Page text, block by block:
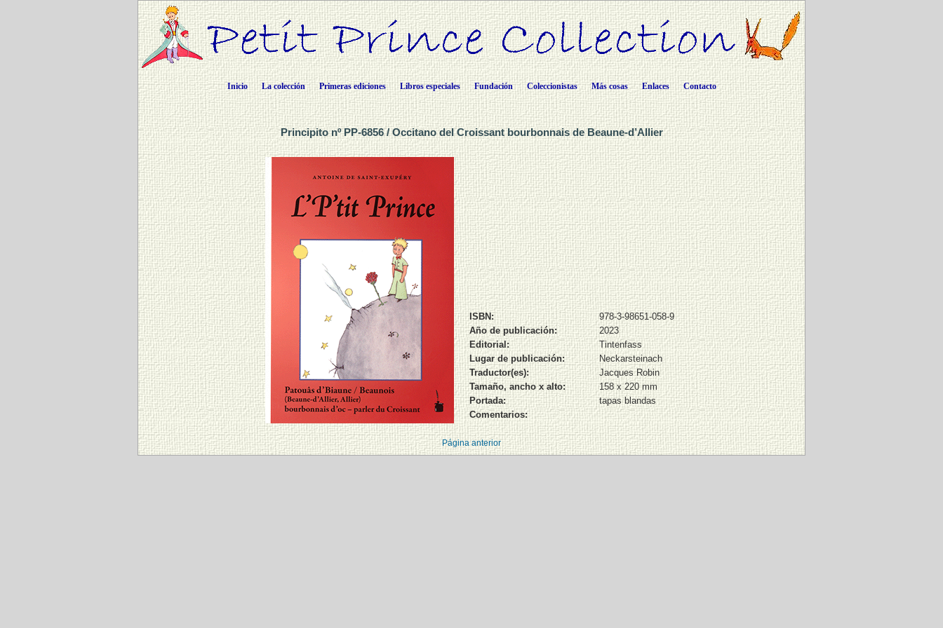
Inicio La colección Primeras ediciones Libros especiales Fundación Coleccionistas Más cosas Enlaces Contacto
Principito nº PP-6856 / Occitano del Croissant bourbonnais de Beaune-d’Allier
ISBN:
978-3-98651-058-9
Año de publicación:
2023
Editorial:
Tintenfass
Lugar de publicación:
Neckarsteinach
Traductor(es):
Jacques Robin
Tamaño, ancho x alto:
158 x 220 mm
Portada:
tapas blandas
Comentarios:
Página anterior